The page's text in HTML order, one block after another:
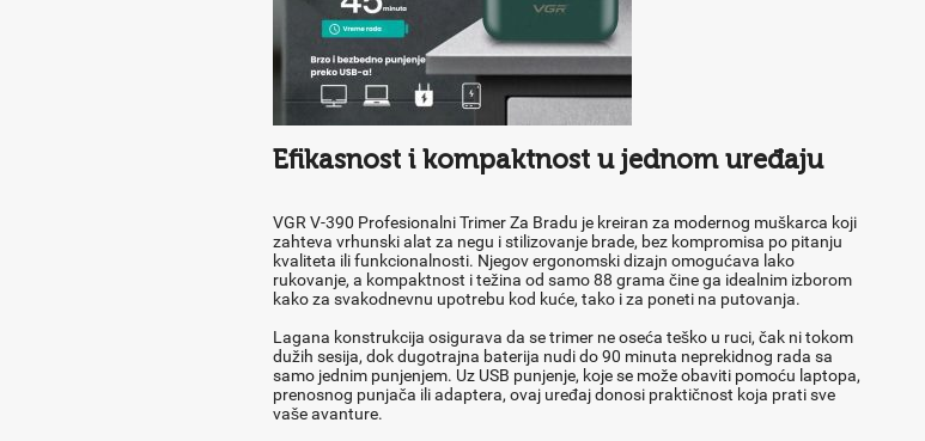
Efikasnost i kompaktnost u jednom uređaju
VGR V-390 Profesionalni Trimer Za Bradu je kreiran za modernog muškarca koji
zahteva vrhunski alat za negu i stilizovanje brade, bez kompromisa po pitanju
kvaliteta ili funkcionalnosti. Njegov ergonomski dizajn omogućava lako
rukovanje, a kompaktnost i težina od samo 88 grama čine ga idealnim izborom
kako za svakodnevnu upotrebu kod kuće, tako i za poneti na putovanja.
Lagana konstrukcija osigurava da se trimer ne oseća teško u ruci, čak ni tokom
dužih sesija, dok dugotrajna baterija nudi do 90 minuta neprekidnog rada sa
samo jednim punjenjem. Uz USB punjenje, koje se može obaviti pomoću laptopa,
prenosnog punjača ili adaptera, ovaj uređaj donosi praktičnost koja prati sve
vaše avanture.